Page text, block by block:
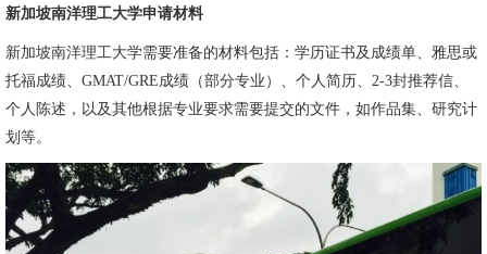
新加坡南洋理工大学申请材料
新加坡南洋理工大学需要准备的材料包括：学历证书及成绩单、雅思或
托福成绩、GMAT/GRE成绩（部分专业）、个人简历、2-3封推荐信、
个人陈述，以及其他根据专业要求需要提交的文件，如作品集、研究计
划等。